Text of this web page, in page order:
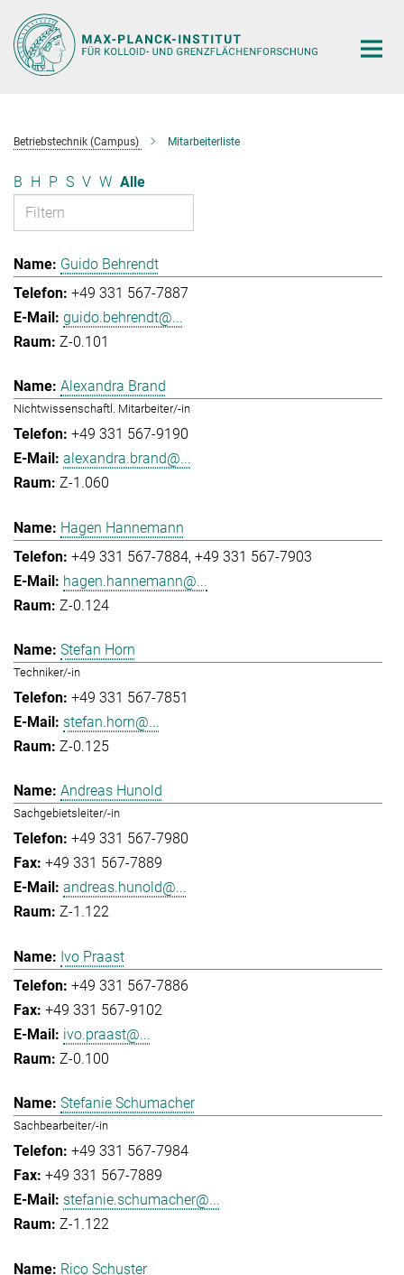
Hauptinhalt
Betriebstechnik (Campus) Mitarbeiterliste
B H P S V W Alle
Guido Behrendt
+49 331 567-7887
guido.behrendt@...
Z-0.101
Alexandra Brand
Nichtwissenschaftl. Mitarbeiter/-in
+49 331 567-9190
alexandra.brand@...
Z-1.060
Hagen Hannemann
+49 331 567-7884 +49 331 567-7903
hagen.hannemann@...
Z-0.124
Stefan Horn
Techniker/-in
+49 331 567-7851
stefan.horn@...
Z-0.125
Andreas Hunold
Sachgebietsleiter/-in
+49 331 567-7980
+49 331 567-7889
andreas.hunold@...
Z-1.122
Ivo Praast
+49 331 567-7886
+49 331 567-9102
ivo.praast@...
Z-0.100
Stefanie Schumacher
Sachbearbeiter/-in
+49 331 567-7984
+49 331 567-7889
stefanie.schumacher@...
Z-1.122
Rico Schuster